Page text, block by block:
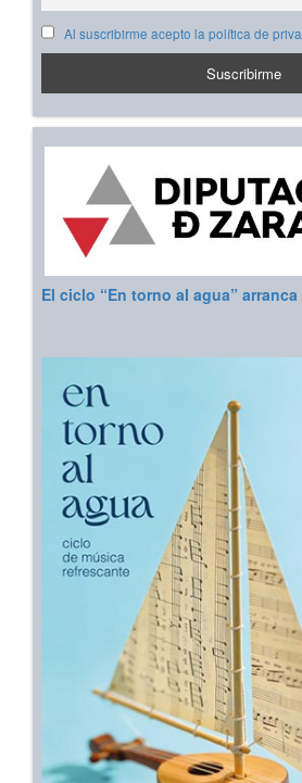
Al suscribirme acepto la política de
El ciclo “En torno al agua”